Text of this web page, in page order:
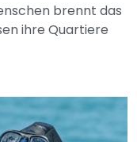
brennt das
ihre Quartiere